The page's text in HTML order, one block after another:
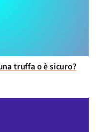
truffa o è sicuro?